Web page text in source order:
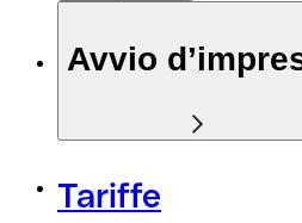
Avvio
Tariffe